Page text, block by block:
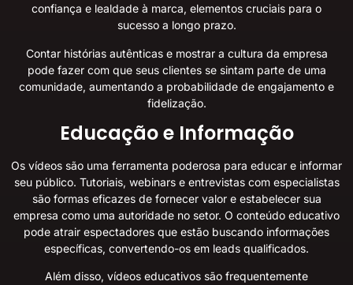
confiança e lealdade à marca, elementos cruciais para o
sucesso a longo prazo.
Contar histórias autênticas e mostrar a cultura da empresa
pode fazer com que seus clientes se sintam parte de uma
comunidade, aumentando a probabilidade de engajamento e
fidelização.
Educação e Informação
Os vídeos são uma ferramenta poderosa para educar e informar
seu público. Tutoriais, webinars e entrevistas com especialistas
são formas eficazes de fornecer valor e estabelecer sua
empresa como uma autoridade no setor. O conteúdo educativo
pode atrair espectadores que estão buscando informações
específicas, convertendo-os em leads qualificados.
Além disso, vídeos educativos são frequentemente